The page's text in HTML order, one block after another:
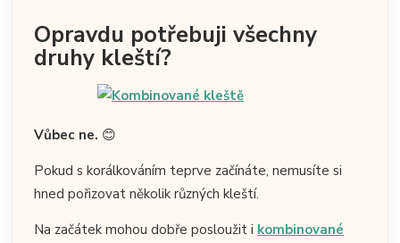
Opravdu potřebuji všechny
druhy kleští?
Vůbec ne. 😊
Pokud s korálkováním teprve začínáte, nemusíte si
hned pořizovat několik různých kleští.
Na začátek mohou dobře posloužit i kombinované